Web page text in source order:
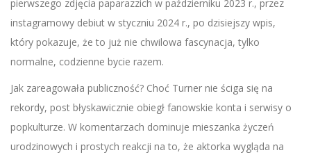
pierwszego zdjęcia paparazzich w październiku 2023 r., przez
instagramowy debiut w styczniu 2024 r., po dzisiejszy wpis,
który pokazuje, że to już nie chwilowa fascynacja, tylko
normalne, codzienne bycie razem.
Jak zareagowała publiczność? Choć Turner nie ściga się na
rekordy, post błyskawicznie obiegł fanowskie konta i serwisy o
popkulturze. W komentarzach dominuje mieszanka życzeń
urodzinowych i prostych reakcji na to, że aktorka wygląda na